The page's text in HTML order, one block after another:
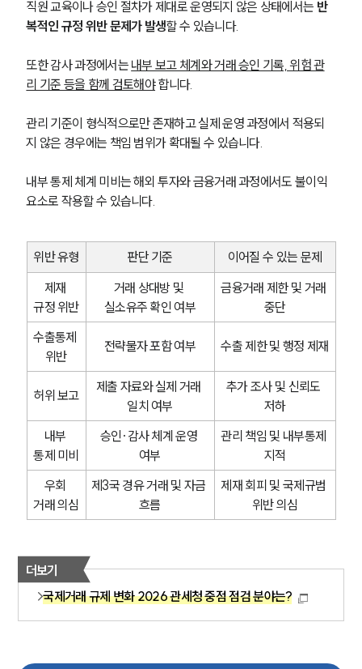
통합검색
AI대륜
업무사례
사례분석/최신동향
법률정보
고객후기
관세·국제통상그룹 업무
전체
구성원 소개
소식/자료
언론보도
공지사항
법률 블로그
법률서식
뉴스레터/브로슈어
대륜법률상담예약
대륜법률상담예약
직원 교육이나 승인 절차가 제대로 운영되지 않은 상태에서는 반
복적인 규정 위반 문제가 발생할 수 있습니다.
또한 감사 과정에서는 내부 보고 체계와 거래 승인 기록, 위험 관
리 기준 등을 함께 검토해야 합니다.
관리 기준이 형식적으로만 존재하고 실제 운영 과정에서 적용되
지 않은 경우에는 책임 범위가 확대될 수 있습니다.
내부 통제 체계 미비는 해외 투자와 금융거래 과정에서도 불이익
요소로 작용할 수 있습니다.
위반 유형 판단 기준
이어질 수 있는 문제
제재
규정 위반
거래 상대방 및
실소유주 확인 여부
금융거래 제한 및 거래
중단
수출통제
위반
전략물자 포함 여부 수출 제한 및 행정 제재
허위 보고
제출 자료와 실제 거래
일치 여부
추가 조사 및 신뢰도
저하
내부
통제 미비
승인·감사 체계 운영
여부
관리 책임 및 내부통제
지적
우회
거래 의심
제3국 경유 거래 및 자금
흐름
제재 회피 및 국제규범
위반 의심
더보기
국제거래 규제 변화 2026 관세청 중점 점검 분야는?